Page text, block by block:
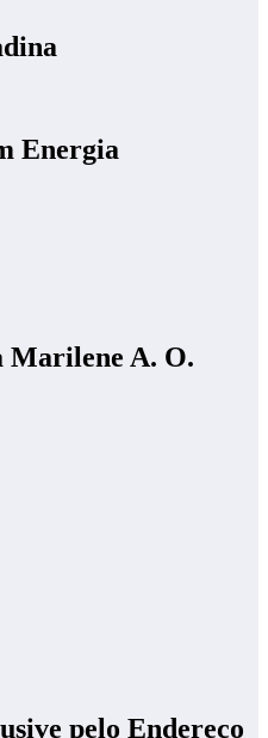
Energia
Marilene A. O.
pelo Endereço